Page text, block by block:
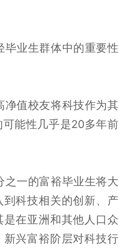
毕业生群体中的重要性
净值校友将科技作为其
能性几乎是20多年前
之一的富裕毕业生将大
科技相关的创新、产
在亚洲和其他人口众
新兴富裕阶层对科技行